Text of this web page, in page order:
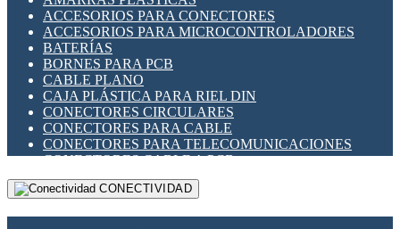
INDICADORES PARA PANEL
INTERFACES DE RELÉ
INTERRUPTORES FIN DE CARRERA
LLAVES CONMUTADORAS
MEDIDORES DE ENERGÍA Y TC'S DE CORRIENTE
MOTORES PASO A PASO
PANTALLAS HMI
PLC -CONTROLADORES LÓGICO PROGRAMABLES
PROGRAMADORES DE HORARIO
RELÉS DE PROTECCIÓN
SENSORES CAPACITIVOS
ACCESORIOS PARA CONECTORES
ACCESORIOS PARA MICROCONTROLADORES
BATERÍAS
BORNES PARA PCB
CABLE PLANO
CAJA PLÁSTICA PARA RIEL DIN
CONECTORES CIRCULARES
CONECTORES PARA CABLE
CONECTORES PARA TELECOMUNICACIONES
CONECTORES CABLE A PCB
CONECTORES PCB A CABLE
DIP SWITCHESCONECTIVIDAD